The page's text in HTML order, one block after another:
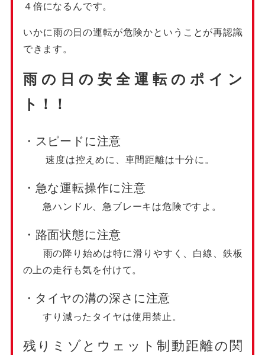
４倍になるんです。
いかに雨の日の運転が危険かということが再認識
できます。
雨の日の安全運転のポイン
ト！！
・スピードに注意
速度は控えめに、車間距離は十分に。
・急な運転操作に注意
急ハンドル、急ブレーキは危険ですよ。
・路面状態に注意
雨の降り始めは特に滑りやすく、白線、鉄板
の上の走行も気を付けて。
・タイヤの溝の深さに注意
すり減ったタイヤは使用禁止。
残りミゾとウェット制動距離の関